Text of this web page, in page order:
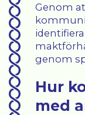
Genom
genom
Hur
med